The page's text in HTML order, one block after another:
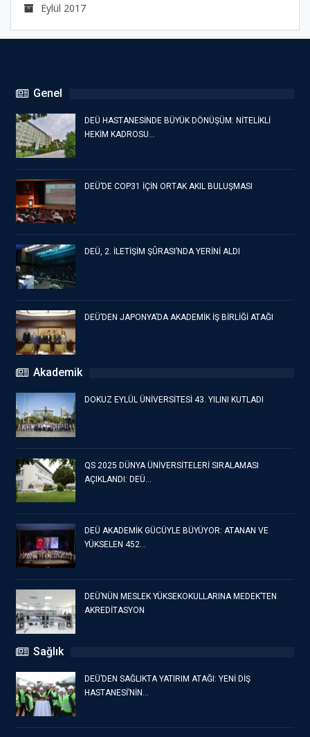
Eylül 2017
Genel
DEÜ HASTANESİNDE BÜYÜK DÖNÜŞÜM: NİTELİKLİ
HEKİM KADROSU…
DEÜ’DE COP31 İÇİN ORTAK AKIL BULUŞMASI
DEÜ, 2. İLETİŞİM ŞÛRASI’NDA YERİNİ ALDI
DEÜ’DEN JAPONYA’DA AKADEMİK İŞ BİRLİĞİ ATAĞI
Akademik
DOKUZ EYLÜL ÜNİVERSİTESİ 43. YILINI KUTLADI
QS 2025 DÜNYA ÜNİVERSİTELERİ SIRALAMASI
AÇIKLANDI: DEÜ…
DEÜ AKADEMİK GÜCÜYLE BÜYÜYOR: ATANAN VE
YÜKSELEN 452…
DEÜ’NÜN MESLEK YÜKSEKOKULLARINA MEDEK’TEN
AKREDİTASYON
Sağlık
DEÜ’DEN SAĞLIKTA YATIRIM ATAĞI: YENİ DİŞ
HASTANESİ’NİN…